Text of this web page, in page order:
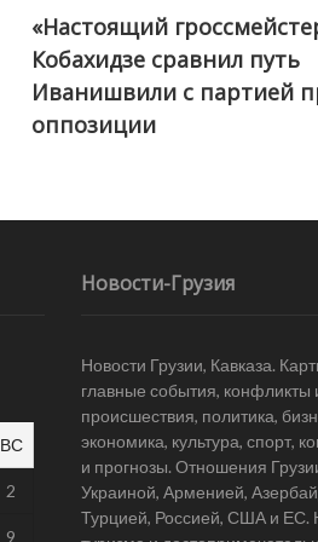
@ქართული ოცნება / Georgian
«Настоящий
Кобахидзе сравнил путь
Иванишвили с партией
оппозиции
ВС
2
9
Новости-Грузия
Новости Грузии, Кавказа.
главные события, конфликты
происшествия, политика,
экономика, культура, спорт,
и прогнозы. Отношения
Украиной, Арменией,
Турцией, Россией, США и ЕС.